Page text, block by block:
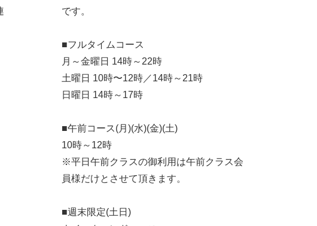
です。
■フルタイムコース
月～金曜日 14時～22時
土曜日 10時〜12時／14時～21時
日曜日 14時～17時
■午前コース(月)(水)(金)(土)
10時～12時
※平日午前クラスの御利用は午前クラス会
員様だけとさせて頂きます。
■週末限定(土日)